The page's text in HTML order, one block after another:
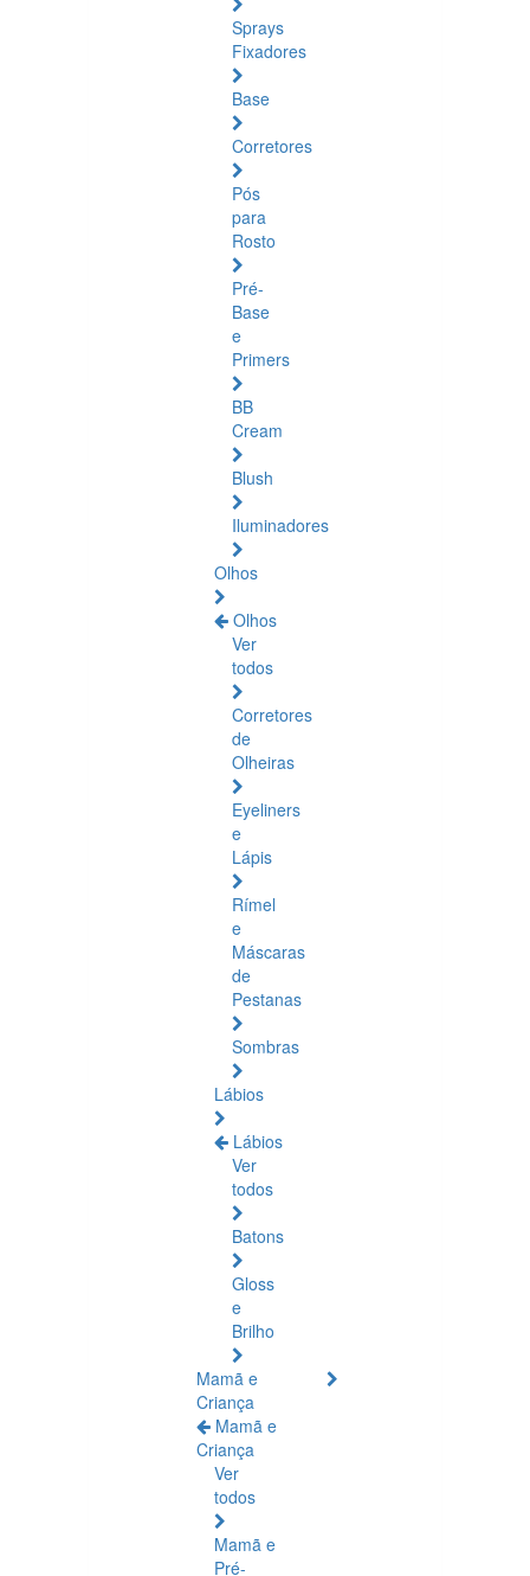
Sprays
Fixadores
Base
Corretores
Pós
para
Rosto
Pré-
Base
e
Primers
BB
Cream
Blush
Iluminadores
Olhos
Olhos
Ver
todos
Corretores
de
Olheiras
Eyeliners
e
Lápis
Rímel
e
Máscaras
de
Pestanas
Sombras
Lábios
Lábios
Ver
todos
Batons
Gloss
e
Brilho
Mamã e
Criança
Mamã e
Criança
Ver
todos
Mamã e
Pré-